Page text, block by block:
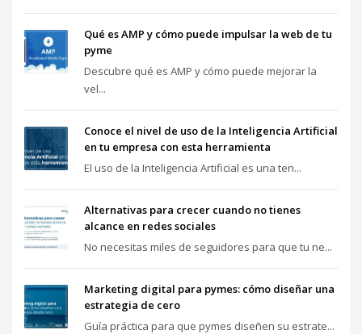
Qué es AMP y cómo puede impulsar la web de tu
pyme
Descubre qué es AMP y cómo puede mejorar la
vel...
Conoce el nivel de uso de la Inteligencia Artificial
en tu empresa con esta herramienta
El uso de la Inteligencia Artificial es una ten...
Alternativas para crecer cuando no tienes
alcance en redes sociales
No necesitas miles de seguidores para que tu ne...
Marketing digital para pymes: cómo diseñar una
estrategia de cero
Guía práctica para que pymes diseñen su estrate...